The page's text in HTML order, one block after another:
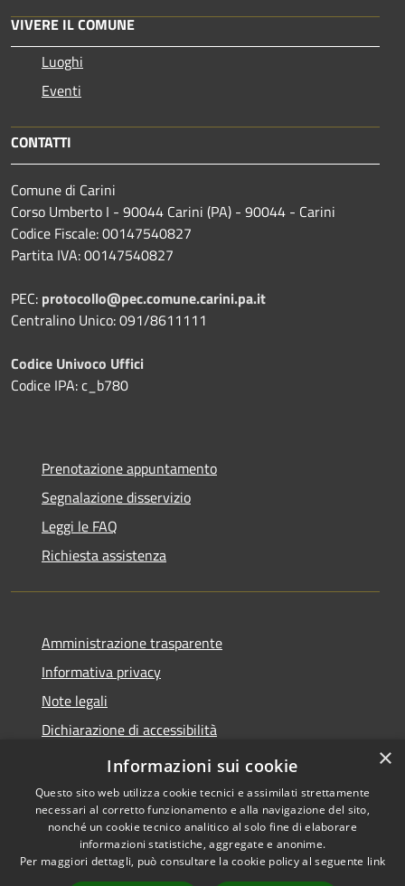
VIVERE IL COMUNE
Luoghi
Eventi
CONTATTI
Comune di Carini
Corso Umberto I - 90044 Carini (PA) - 90044 - Carini
Codice Fiscale: 00147540827
Partita IVA: 00147540827
PEC: protocollo@pec.comune.carini.pa.it
Centralino Unico: 091/8611111
Codice Univoco Uffici
Codice IPA: c_b780
Prenotazione appuntamento
Segnalazione disservizio
Leggi le FAQ
Richiesta assistenza
Amministrazione trasparente
Informativa privacy
Note legali
Dichiarazione di accessibilità
Privacy e protezione dei dati
Accessibilità
Copyright © 2026 • Comune di
Carini • Powered by
×
Informazioni sui cookie
Questo sito web utilizza cookie tecnici e assimilati strettamente
necessari al corretto funzionamento e alla navigazione del sito,
nonché un cookie tecnico analitico al solo fine di elaborare
informazioni statistiche, aggregate e anonime.
Per maggiori dettagli, può consultare la cookie policy al seguente link